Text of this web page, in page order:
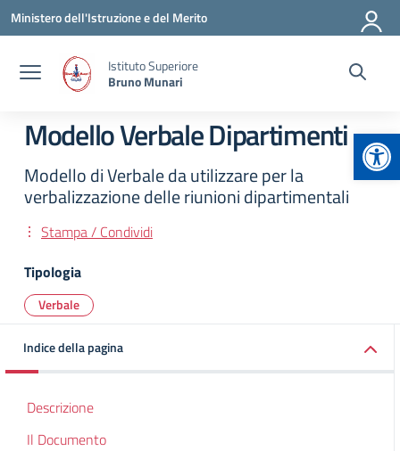
Vai ai contenuti
Vai al menu di navigazione
Vai al footer
Ministero dell'Istruzione e del Merito
Istituto Superiore
Bruno Munari
Modello Verbale Dipartimenti
Modello di Verbale da utilizzare per la
verbalizzazione delle riunioni dipartimentali
Stampa / Condividi
Tipologia
Verbale
Indice della pagina
Descrizione
Il Documento